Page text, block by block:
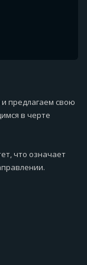
предлагаем свою
в черте
что означает